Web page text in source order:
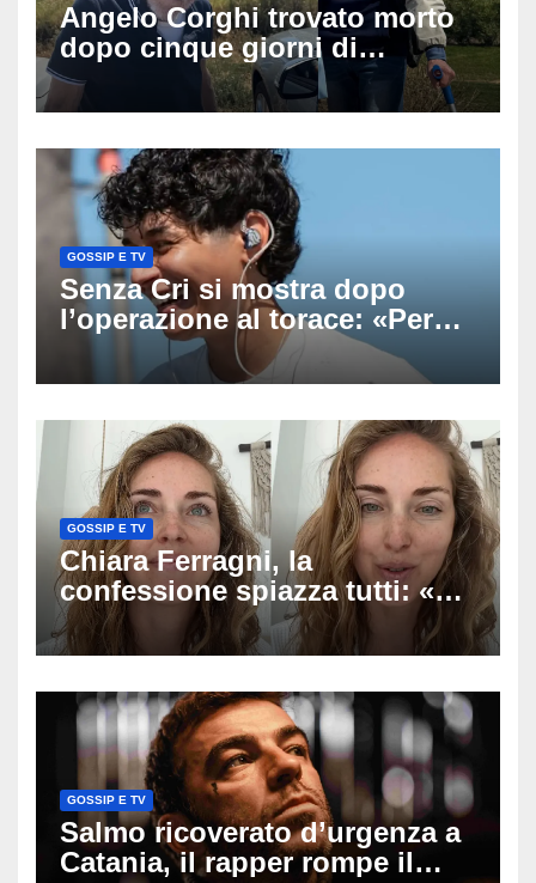
Angelo Corghi trovato morto
dopo cinque giorni di
ricerche: il giallo dell’80enne
scomparso dopo essere
GOSSIP E TV
Senza Cri si mostra dopo
l’operazione al torace: «Per
anni mi sentivo in trappola», il
racconto sul difficile percorso
GOSSIP E TV
Chiara Ferragni, la
confessione spiazza tutti: «Un
mio ex voleva che mi rifacessi
il seno». Poi svela i ritocchi di
GOSSIP E TV
Salmo ricoverato d’urgenza a
Catania, il rapper rompe il